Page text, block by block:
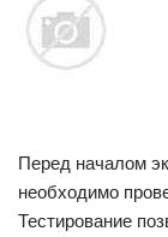
Перед началом
необходимо
Тестирование